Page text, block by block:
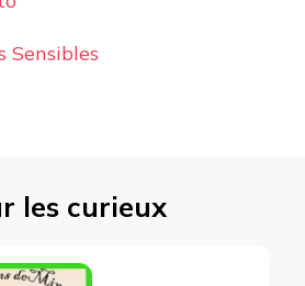
Sensibles
les curieux